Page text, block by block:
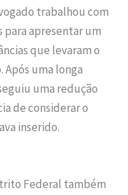
trabalhou com
para apresentar um
que levaram o
Após uma longa
uma redução
de considerar o
inserido.
Federal também